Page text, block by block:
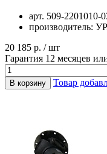
арт. 509-2201010-
производитель:
20 185 р. / шт
Гарантия 12 месяцев
В корзину Товар